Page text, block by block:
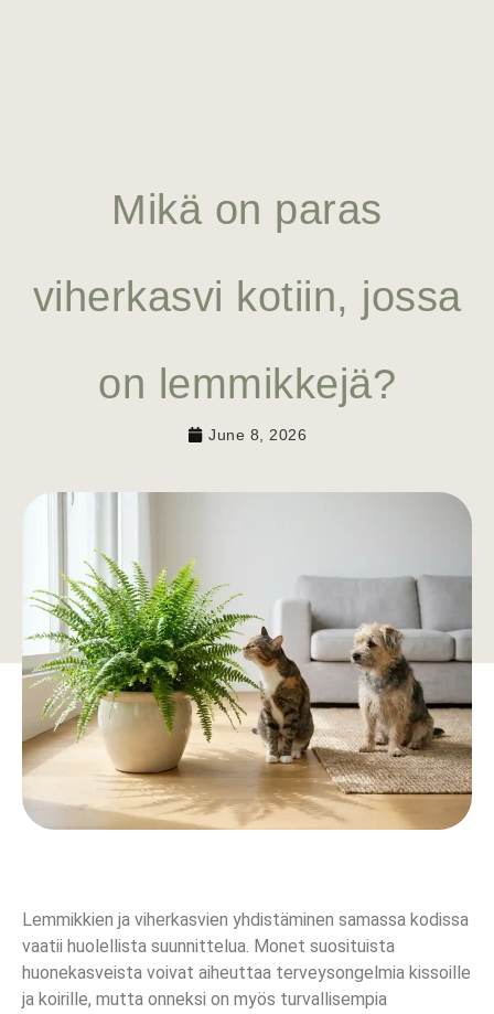
Mikä on paras
viherkasvi kotiin, jossa
on lemmikkejä?
June 8, 2026
Lemmikkien ja viherkasvien yhdistäminen samassa kodissa
vaatii huolellista suunnittelua. Monet suosituista
huonekasveista voivat aiheuttaa terveysongelmia kissoille
ja koirille, mutta onneksi on myös turvallisempia